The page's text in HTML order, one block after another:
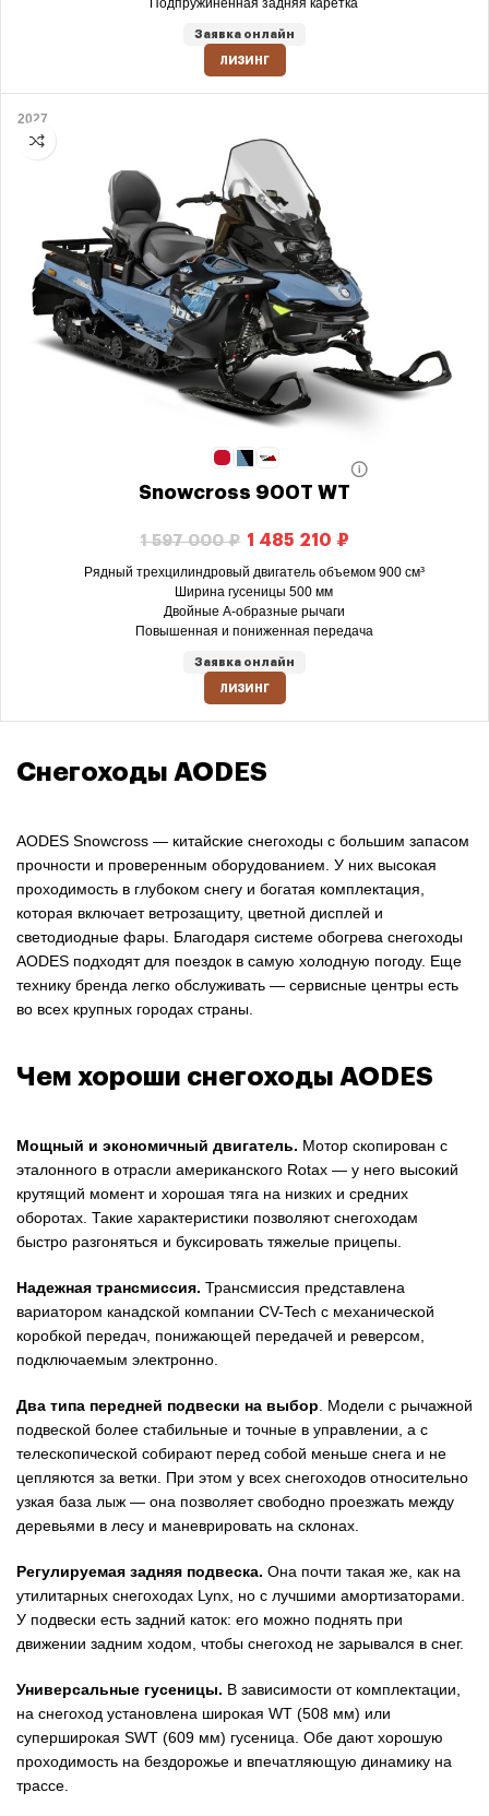
Подпружиненная задняя каретка
Заявка онлайн
ЛИЗИНГ
2027
Snowcross 900T WT
1 597 000₽ 1 485 210 ₽
Рядный трехцилиндровый двигатель объемом 900 см³
Ширина гусеницы 500 мм
Двойные А-образные рычаги
Повышенная и пониженная передача
Заявка онлайн
ЛИЗИНГ
Снегоходы AODES
AODES Snowcross — китайские снегоходы с большим запасом
прочности и проверенным оборудованием. У них высокая
проходимость в глубоком снегу и богатая комплектация,
которая включает ветрозащиту, цветной дисплей и
светодиодные фары. Благодаря системе обогрева снегоходы
AODES подходят для поездок в самую холодную погоду. Еще
технику бренда легко обслуживать — сервисные центры есть
во всех крупных городах страны.
Чем хороши снегоходы AODES
Мощный и экономичный двигатель. Мотор скопирован с
эталонного в отрасли американского Rotax — у него высокий
крутящий момент и хорошая тяга на низких и средних
оборотах. Такие характеристики позволяют снегоходам
быстро разгоняться и буксировать тяжелые прицепы.
Надежная трансмиссия. Трансмиссия представлена
вариатором канадской компании CV-Tech с механической
коробкой передач, понижающей передачей и реверсом,
подключаемым электронно.
Два типа передней подвески на выбор. Модели с рычажной
подвеской более стабильные и точные в управлении, а с
телескопической собирают перед собой меньше снега и не
цепляются за ветки. При этом у всех снегоходов относительно
узкая база лыж — она позволяет свободно проезжать между
деревьями в лесу и маневрировать на склонах.
Регулируемая задняя подвеска. Она почти такая же, как на
утилитарных снегоходах Lynx, но с лучшими амортизаторами.
У подвески есть задний каток: его можно поднять при
движении задним ходом, чтобы снегоход не зарывался в снег.
Универсальные гусеницы. В зависимости от комплектации,
на снегоход установлена широкая WT (508 мм) или
суперширокая SWT (609 мм) гусеница. Обе дают хорошую
проходимость на бездорожье и впечатляющую динамику на
трассе.